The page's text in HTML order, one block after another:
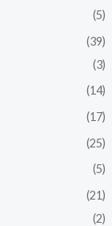
(5)
(39)
(3)
(14)
(17)
(25)
(5)
(21)
(2)